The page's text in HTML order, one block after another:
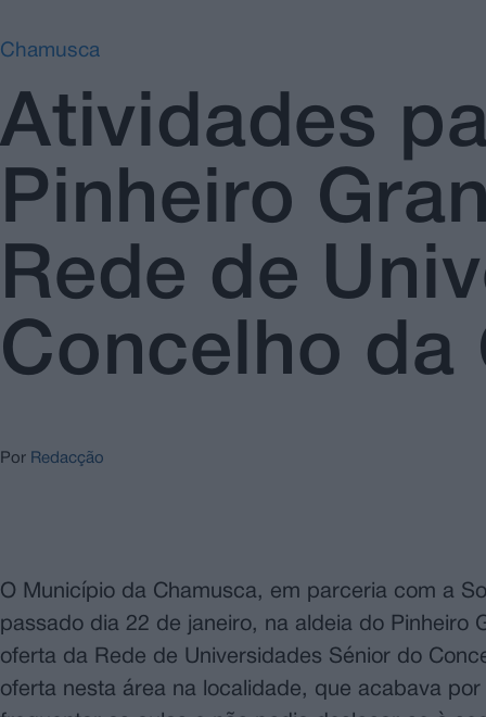
Chamusca
Atividades
Pinheiro
Rede de
Concelho da
Por Redacção
O Município da Chamusca, em parceria com a
passado dia 22 de janeiro, na aldeia do Pinheiro
oferta da Rede de Universidades Sénior do
oferta nesta área na localidade, que acabava